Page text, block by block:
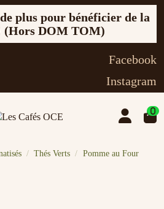
de plus pour bénéficier de la
DOM TOM)
Facebook
Instagram
0
Thés Verts Pomme au Four